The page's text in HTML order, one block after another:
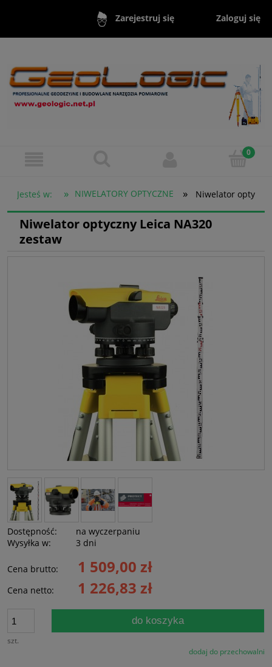
Zarejestruj się Zaloguj się
Jesteś w: » NIWELATORY OPTYCZNE » Niwelator
Niwelator optyczny Leica NA320
zestaw
Dostępność:
na wyczerpaniu
Wysyłka w:
3 dni
Cena brutto: 1 509,00 zł
Cena netto: 1 226,83 zł
szt.
do koszyka
dodaj do przechowalni